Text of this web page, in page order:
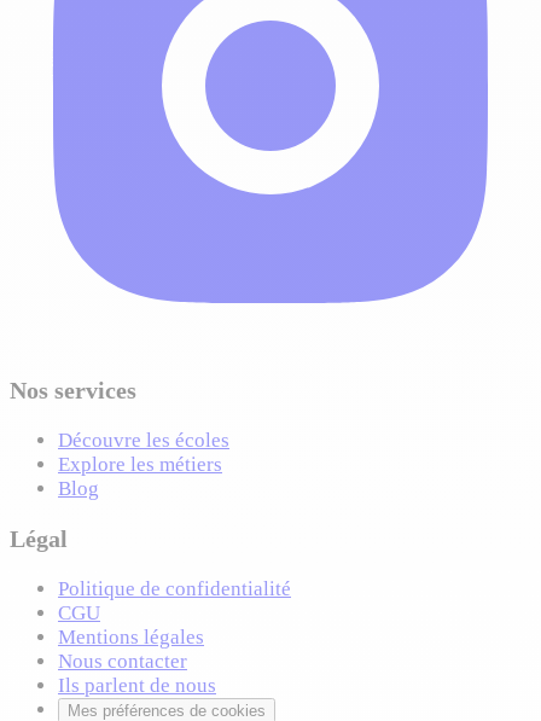
Nos services
Découvre les écoles
Explore les métiers
Blog
Légal
Politique de confidentialité
CGU
Mentions légales
Nous contacter
Ils parlent de nous
Mes préférences de cookies